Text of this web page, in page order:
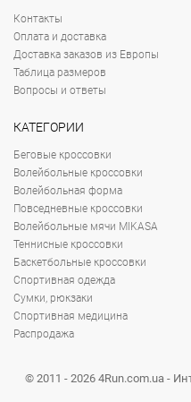
Контакты
Оплата и доставка
Доставка заказов из Европы
Таблица размеров
Вопросы и ответы
КАТЕГОРИИ
Беговые кроссовки
Волейбольные кроссовки
Волейбольная форма
Повседневные кроссовки
Волейбольные мячи MIKASA
Теннисные кроссовки
Баскетбольные кроссовки
Спортивная одежда
Сумки, рюкзаки
Спортивная медицина
Распродажа
© 2011 - 2026 4Run.com.ua -